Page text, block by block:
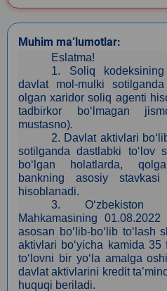
Muhim ma’lumotlar:
Eslatma!
1. Soliq
davlat mol-mulki
olgan xaridor soliq agenti
tadbirkor bo‘lmagan
mustasno).
2. Davlat aktivlari
sotilganda dastlabki to‘lov
bo‘lgan holatlarda,
bankning asosiy
hisoblanadi.
3. O‘zbekiston
Mahkamasining
asosan bo‘lib-bo‘lib
aktivlari bo‘yicha kamida
to‘lovni bir yo‘la amalga
davlat aktivlarini kredit
huquqi beriladi.